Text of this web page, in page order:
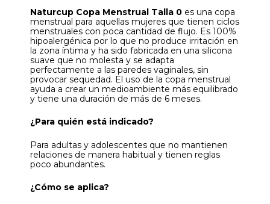
Naturcup Copa Menstrual Talla 0 es una copa
menstrual para aquellas mujeres que tienen ciclos
menstruales con poca cantidad de flujo. Es 100%
hipoalergénica por lo que no produce irritación en
la zona íntima y ha sido fabricada en una silicona
suave que no molesta y se adapta
perfectamente a las paredes vaginales, sin
provocar sequedad. El uso de la copa menstrual
ayuda a crear un medioambiente más equilibrado
y tiene una duración de más de 6 meses.
¿Para quién está indicado?
Para adultas y adolescentes que no mantienen
relaciones de manera habitual y tienen reglas
poco abundantes.
¿Cómo se aplica?